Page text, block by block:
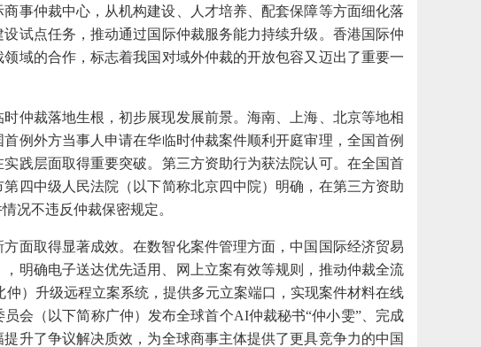
事仲裁中心，从机构建设、人才培养、配套保障等方面细化落
试点任务，推动通过国际仲裁服务能力持续升级。香港国际仲
域的合作，标志着我国对域外仲裁的开放包容又迈出了重要一
仲裁落地生根，初步展现发展前景。海南、上海、北京等地相
例外方当事人申请在华临时仲裁案件顺利开庭审理，全国首例
践层面取得重要突破。第三方资助行为获法院认可。在全国首
四中级人民法院（以下简称北京四中院）明确，在第三方资助
况不违反仲裁保密规定。
面取得显著成效。在数智化案件管理方面，中国国际经济贸易
，明确电子送达优先适用、网上立案有效等规则，推动仲裁全流
）升级远程立案系统，提供多元立案端口，实现案件材料在线
会（以下简称广仲）发布全球首个AI仲裁秘书“仲小雯”、完成
升了争议解决质效，为全球商事主体提供了更具竞争力的中国